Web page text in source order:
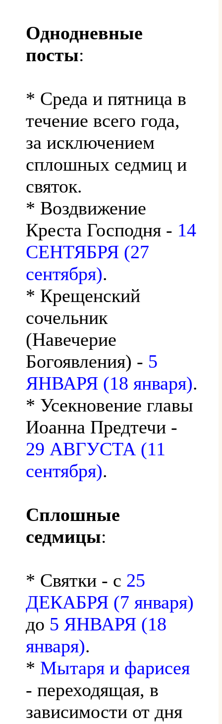
Однодневные
посты:
* Среда и пятница в
течение всего года,
за исключением
сплошных седмиц и
святок.
* Воздвижение
Креста Господня - 14
СЕНТЯБРЯ (27
сентября).
* Крещенский
сочельник
(Навечерие
Богоявления) - 5
ЯНВАРЯ (18 января).
* Усекновение главы
Иоанна Предтечи -
29 АВГУСТА (11
сентября).
Сплошные
седмицы:
* Святки - с 25
ДЕКАБРЯ (7 января)
до 5 ЯНВАРЯ (18
января).
* Мытаря и фарисея
- переходящая, в
зависимости от дня